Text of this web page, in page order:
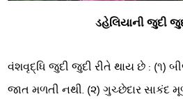
ડહેલિયાની જુદી
વંશવૃદ્ધિ જુદી જુદી રીતે થાય છે : (૧)
જાત મળતી નથી. (૨) ગુચ્છેદાર સાકંદ